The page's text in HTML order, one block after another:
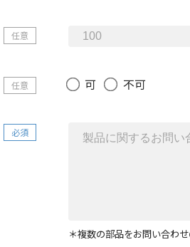
任意
任意 可 不可
必須
＊複数の部品をお問い合わ